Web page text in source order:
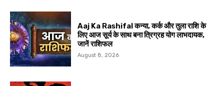
Aaj Ka Rashifal कन्या, कर्क और तुला राशि के
लिए आज सूर्य के साथ बना त्रिग्रह योग लाभदायक,
जानें राशिफल
August 8, 2026